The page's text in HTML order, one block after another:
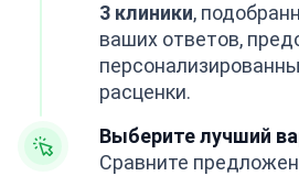
3 клиники,
ваших ответов,
расценки.
Выберите лучший
Сравните